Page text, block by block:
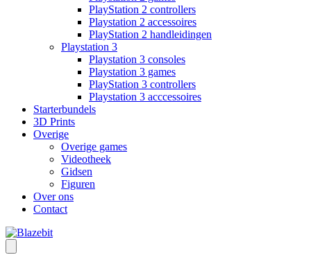
PlayStation 2 controllers
Playstation 2 accessoires
PlayStation 2 handleidingen
Playstation 3
Playstation 3 consoles
Playstation 3 games
PlayStation 3 controllers
Playstation 3 acccessoires
Starterbundels
3D Prints
Overige
Overige games
Videotheek
Gidsen
Figuren
Over ons
Contact